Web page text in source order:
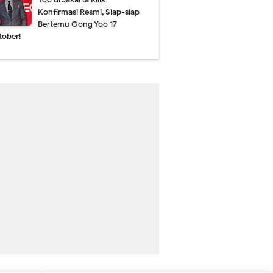
Konfirmasi Resmi, Siap-siap
Bertemu Gong Yoo 17